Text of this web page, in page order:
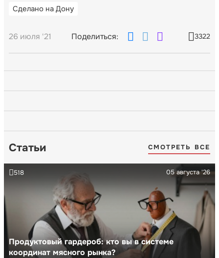
Сделано на Дону
26 июля '21 Поделиться: 3322
Статьи СМОТРЕТЬ ВСЕ
Продуктовый гардероб: кто вы в системе
координат мясного рынка?
05 августа '26
518